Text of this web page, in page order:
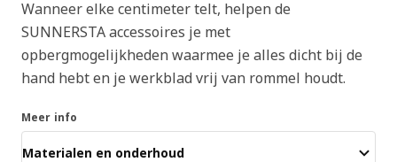
Wanneer elke centimeter telt, helpen de
SUNNERSTA accessoires je met
opbergmogelijkheden waarmee je alles dicht bij de
hand hebt en je werkblad vrij van rommel houdt.
Meer info
Materialen en onderhoud